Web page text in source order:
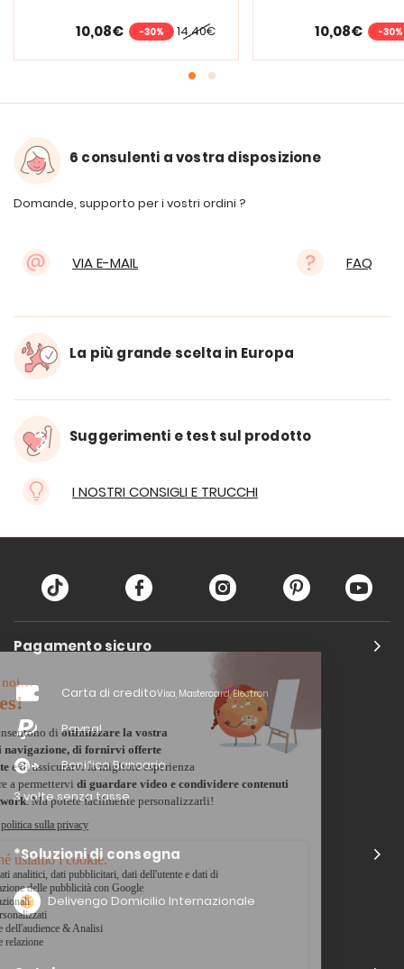
14,40€
10,08€ -30% 10,08€ -30%
6 consulenti a vostra disposizione
Domande, supporto per i vostri ordini ?
VIA E-MAIL FAQ
La più grande scelta in Europa
Suggerimenti e test sul prodotto
I NOSTRI CONSIGLI E TRUCCHI
Pagamento sicuro
Carta di creditoVisa, Mastercard, Electron
Paypal
Bonifico Bancario
3 volte senza tasse
*Soluzioni di consegna
Delivengo Domicilio Internazionale